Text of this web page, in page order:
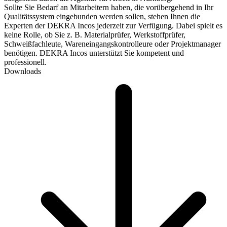
Sollte Sie Bedarf an Mitarbeitern haben, die vorübergehend in Ihr
Qualitätssystem eingebunden werden sollen, stehen Ihnen die
Experten der DEKRA Incos jederzeit zur Verfügung. Dabei spielt es
keine Rolle, ob Sie z. B. Materialprüfer, Werkstoffprüfer,
Schweißfachleute, Wareneingangskontrolleure oder Projektmanager
benötigen. DEKRA Incos unterstützt Sie kompetent und
professionell.
Downloads